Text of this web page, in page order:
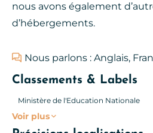
nous avons également
d’hébergements.
Nous parlons : Anglais,
Classements & Labels
Ministère de l'Education Nationale
Voir plus